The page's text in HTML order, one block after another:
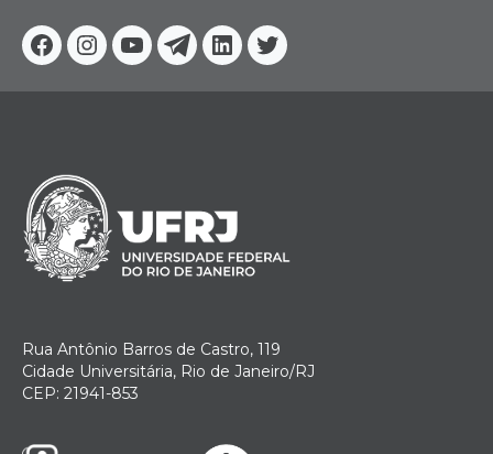
Facebook
Instagram
YoutubeTelegram
Linkedin
Twitter
Rua Antônio Barros de Castro, 119
Cidade Universitária, Rio de Janeiro/RJ
CEP: 21941-853